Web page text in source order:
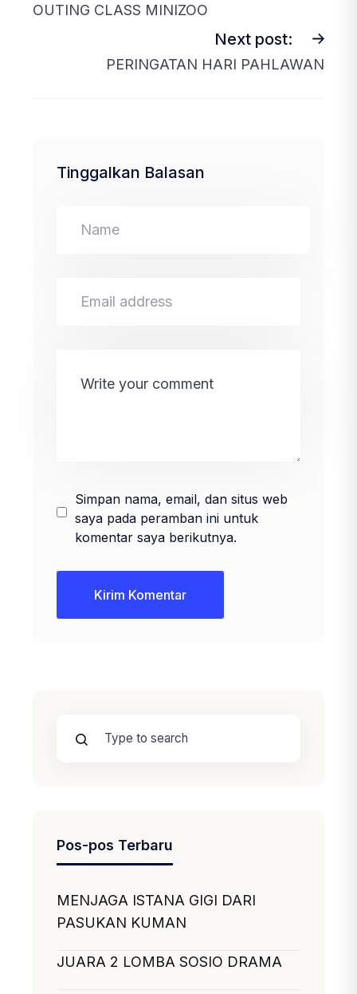
OUTING CLASS MINIZOO
Next post:
PERINGATAN HARI PAHLAWAN
Tinggalkan Balasan
Simpan nama, email, dan situs web
saya pada peramban ini untuk
komentar saya berikutnya.
Pos-pos Terbaru
MENJAGA ISTANA GIGI DARI
PASUKAN KUMAN
JUARA 2 LOMBA SOSIO DRAMA